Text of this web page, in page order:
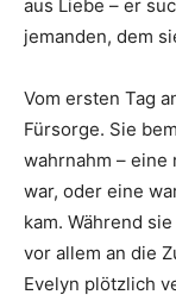
aus Liebe – er
jemanden, dem
Vom ersten Tag
Fürsorge. Sie
wahrnahm – eine
war, oder eine
kam. Während
vor allem an die
Evelyn plötzlich